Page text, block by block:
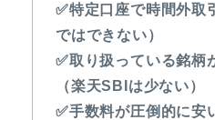
✅特定口座で時間外取
ではできない）
✅取り扱っている銘柄
（楽天SBIは少ない）
✅手数料が圧倒的に安